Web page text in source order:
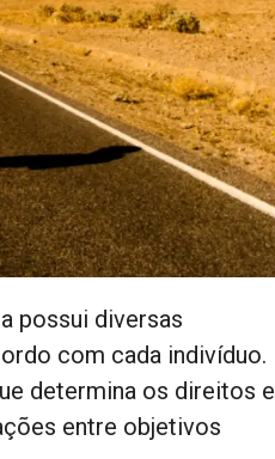
possui diversas
com cada indivíduo.
determina os direitos e
entre objetivos